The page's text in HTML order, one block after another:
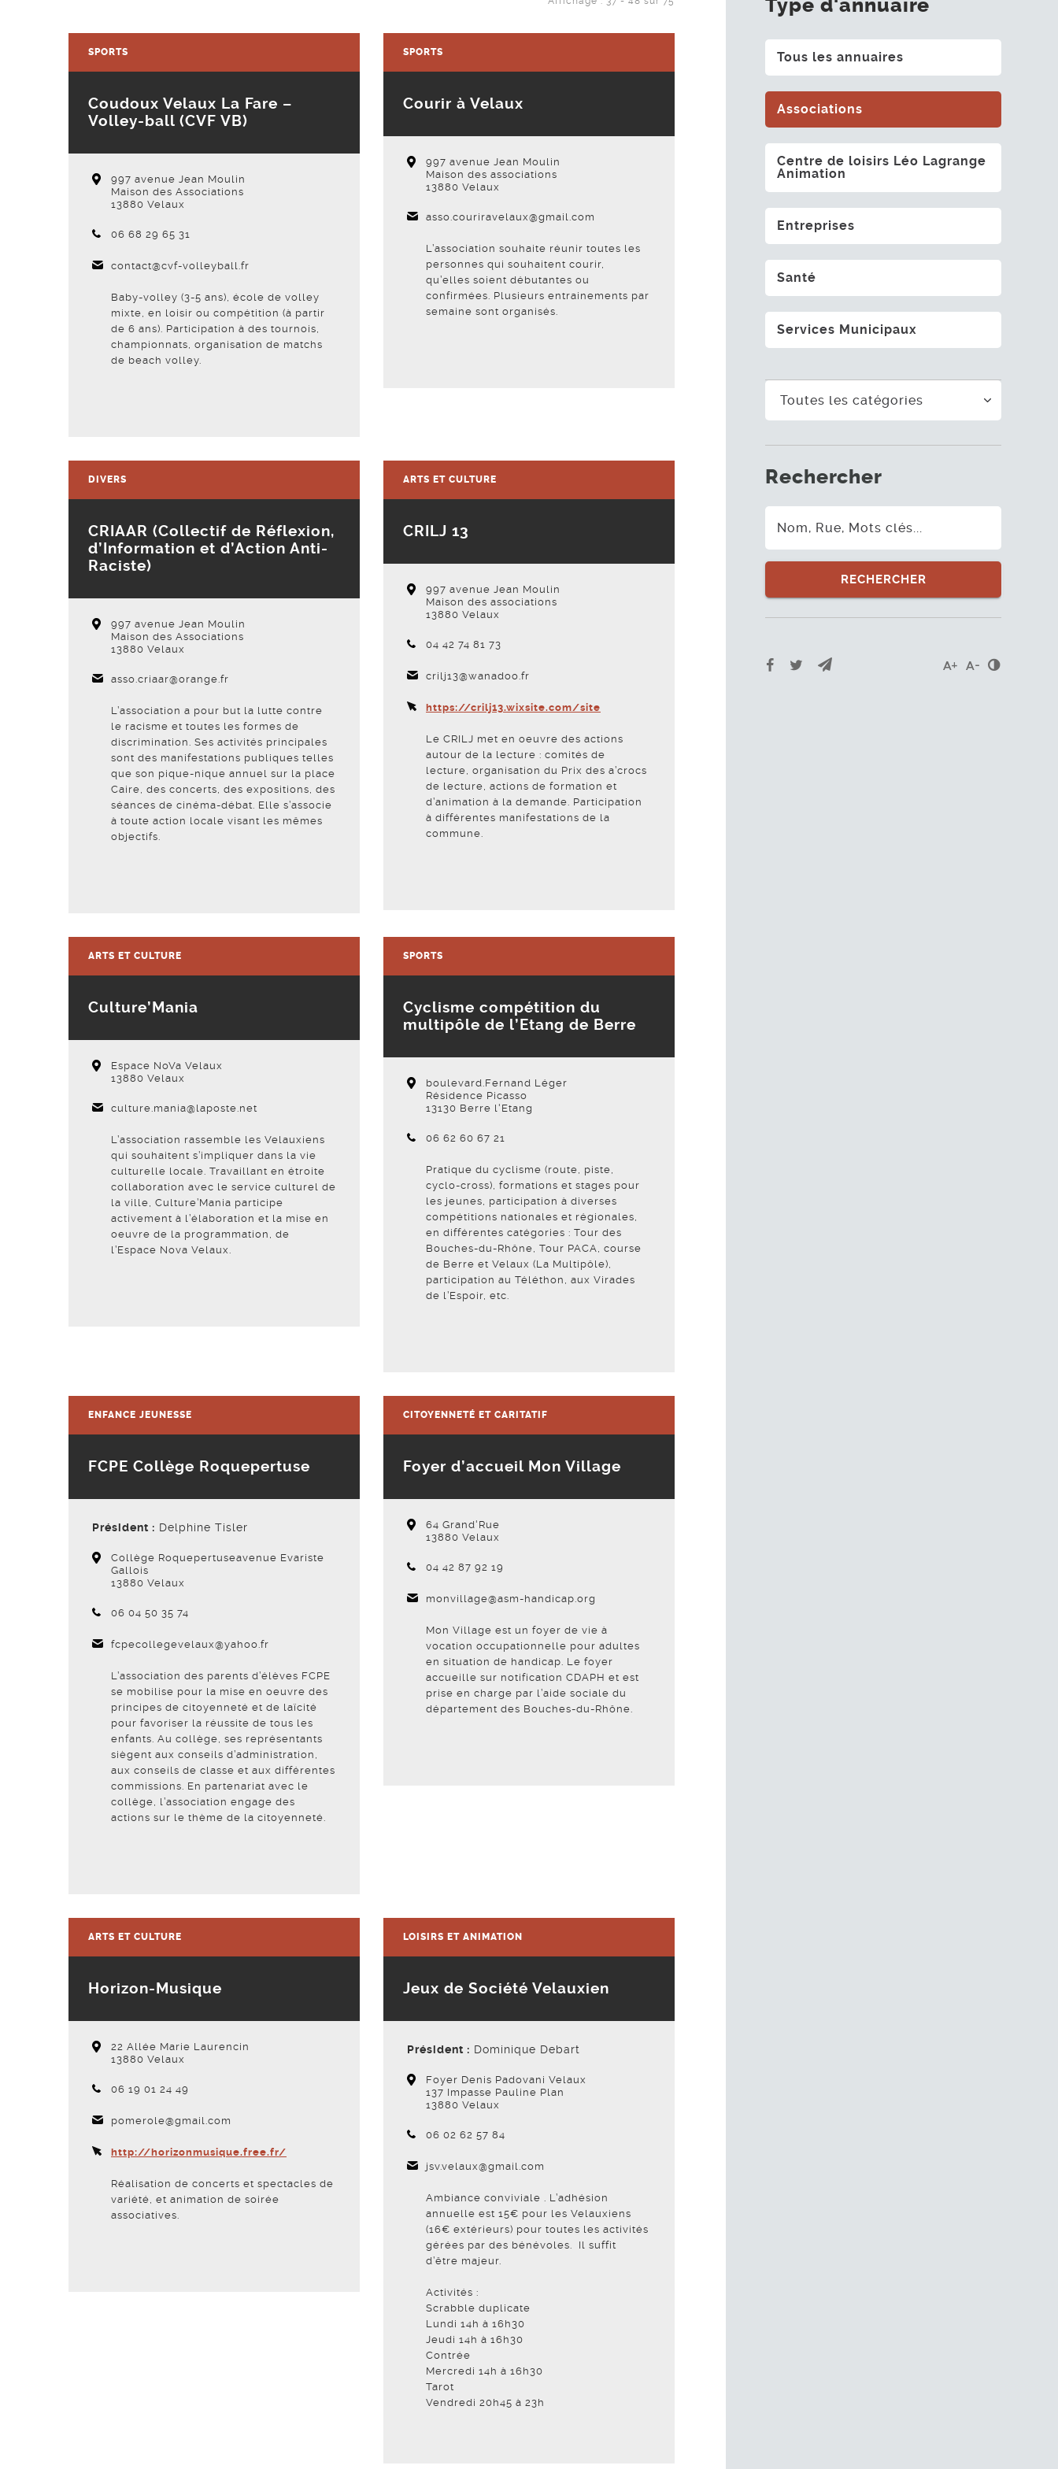
SPORTS
Coudoux Velaux La Fare –
Volley-ball (CVF VB)
997 avenue Jean Moulin
Maison des Associations
13880 Velaux
Téléphone :
06 68 29 65 31
contact@cvf-volleyball.fr
Baby-volley (3-5 ans), école de volley
mixte, en loisir ou compétition (à partir
de 6 ans). Participation à des tournois,
championnats, organisation de matchs
de beach volley.
SPORTS
Courir à Velaux
997 avenue Jean Moulin
Maison des associations
13880 Velaux
asso.couriravelaux@gmail.com
L’association souhaite réunir toutes les
personnes qui souhaitent courir,
qu’elles soient débutantes ou
confirmées. Plusieurs entrainements par
semaine sont organisés.
DIVERS
CRIAAR (Collectif de Réflexion,
d’Information et d’Action Anti-
Raciste)
997 avenue Jean Moulin
Maison des Associations
13880 Velaux
asso.criaar@orange.fr
L’association a pour but la lutte contre
le racisme et toutes les formes de
discrimination. Ses activités principales
sont des manifestations publiques telles
que son pique-nique annuel sur la place
Caire, des concerts, des expositions, des
séances de cinéma-débat. Elle s’associe
à toute action locale visant les mêmes
objectifs.
ARTS ET CULTURE
CRILJ 13
997 avenue Jean Moulin
Maison des associations
13880 Velaux
Téléphone :
04 42 74 81 73
crilj13@wanadoo.fr
https://crilj13.wixsite.com/site
Le CRILJ met en oeuvre des actions
autour de la lecture : comités de
lecture, organisation du Prix des a’crocs
de lecture, actions de formation et
d’animation à la demande. Participation
à différentes manifestations de la
commune.
ARTS ET CULTURE
Culture’Mania
Espace NoVa Velaux
13880 Velaux
culture.mania@laposte.net
L’association rassemble les Velauxiens
qui souhaitent s’impliquer dans la vie
culturelle locale. Travaillant en étroite
collaboration avec le service culturel de
la ville, Culture’Mania participe
activement à l’élaboration et la mise en
oeuvre de la programmation, de
l’Espace Nova Velaux.
SPORTS
Cyclisme compétition du
multipôle de l’Etang de Berre
boulevard.Fernand Léger
Résidence Picasso
13130 Berre l'Etang
Téléphone :
06 62 60 67 21
Pratique du cyclisme (route, piste,
cyclo-cross), formations et stages pour
les jeunes, participation à diverses
compétitions nationales et régionales,
en différentes catégories : Tour des
Bouches-du-Rhône, Tour PACA, course
de Berre et Velaux (La Multipôle),
participation au Téléthon, aux Virades
de l’Espoir, etc.
ENFANCE JEUNESSE
FCPE Collège Roquepertuse
Président : Delphine Tisler
Collège Roquepertuseavenue Evariste
Gallois
13880 Velaux
Téléphone :
06 04 50 35 74
fcpecollegevelaux@yahoo.fr
L’association des parents d’élèves FCPE
se mobilise pour la mise en oeuvre des
principes de citoyenneté et de laïcité
pour favoriser la réussite de tous les
enfants. Au collège, ses représentants
siègent aux conseils d’administration,
aux conseils de classe et aux différentes
commissions. En partenariat avec le
collège, l’association engage des
actions sur le thème de la citoyenneté.
CITOYENNETÉ ET CARITATIF
Foyer d’accueil Mon Village
64 Grand'Rue
13880 Velaux
Téléphone :
04 42 87 92 19
monvillage@asm-handicap.org
Mon Village est un foyer de vie à
vocation occupationnelle pour adultes
en situation de handicap. Le foyer
accueille sur notification CDAPH et est
prise en charge par l’aide sociale du
département des Bouches-du-Rhône.
ARTS ET CULTURE
Horizon-Musique
22 Allée Marie Laurencin
13880 Velaux
Téléphone :
06 19 01 24 49
pomerole@gmail.com
http://horizonmusique.free.fr/
Réalisation de concerts et spectacles de
variété, et animation de soirée
associatives.
LOISIRS ET ANIMATION
Jeux de Société Velauxien
Président : Dominique Debart
Foyer Denis Padovani Velaux
137 Impasse Pauline Plan
13880 Velaux
Téléphone :
06 02 62 57 84
jsv.velaux@gmail.com
Ambiance conviviale . L’adhésion
annuelle est 15€ pour les Velauxiens
(16€ extérieurs) pour toutes les activités
gérées par des bénévoles. Il suffit
d’être majeur.
Activités :
Scrabble duplicate
Lundi 14h à 16h30
Jeudi 14h à 16h30
Contrée
Mercredi 14h à 16h30
Tarot
Vendredi 20h45 à 23h
Type d'annuaire
Tous les annuaires
Associations
Centre de loisirs Léo Lagrange
Animation
Entreprises
Santé
Services Municipaux
Rechercher
Partager sur Facebook
Partager sur Twitter
Envoyer par e-mailAgrandir le texte
Réduire le